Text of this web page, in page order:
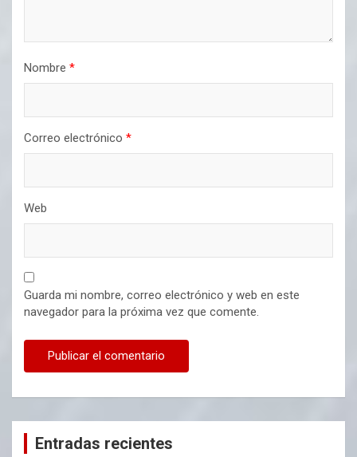
Nombre *
Correo electrónico *
Web
Guarda mi nombre, correo electrónico y web en este
navegador para la próxima vez que comente.
Entradas recientes